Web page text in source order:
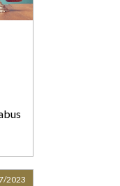
2023